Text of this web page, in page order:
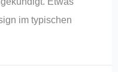
im typischen